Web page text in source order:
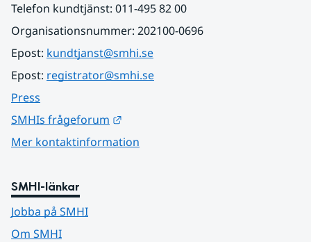
Telefon kundtjänst: 011-495 82 00
Organisationsnummer: 202100-0696
Epost: kundtjanst@smhi.se
Epost: registrator@smhi.se
Press
SMHIs frågeforum
Mer kontaktinformation
SMHI-länkar
Jobba på SMHI
Om SMHI